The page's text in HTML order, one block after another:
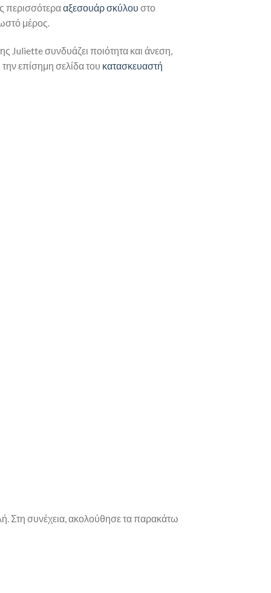
περισσότερααξεσουάρ σκύλου στο
μέρος.
Juliette συνδυάζει ποιότητα και άνεση,
επίσημη σελίδα του κατασκευαστή
Στη συνέχεια, ακολούθησε τα παρακάτω